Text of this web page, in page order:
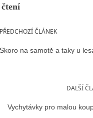
PŘEDCHOZÍ ČLÁNEK
Skoro na samotě a taky u
DALŠÍ
Vychytávky pro malou